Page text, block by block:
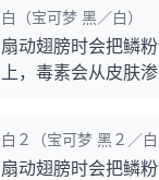
白（宝可梦 黑／白）
扇动翅膀时会把鳞
上，毒素会从皮肤渗
白２（宝可梦 黑２／白
扇动翅膀时会把鳞